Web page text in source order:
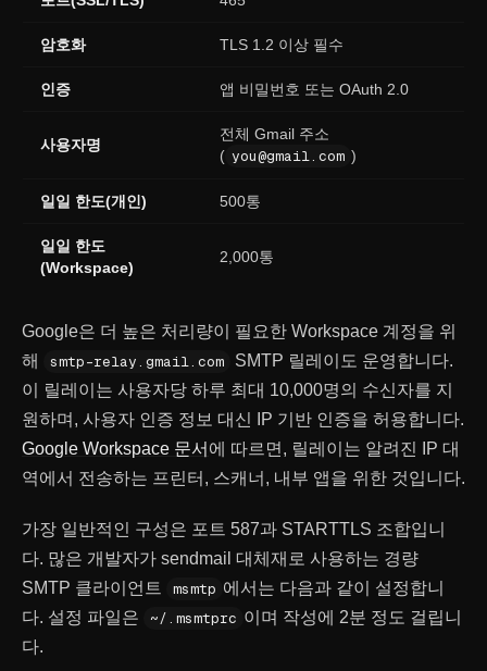
암호화 TLS 1.2 이상 필수
인증 앱 비밀번호 또는 OAuth 2.0
사용자명
전체 Gmail 주소
( you@gmail.com )
일일 한도(개인) 500통
일일 한도
(Workspace)
2,000통
Google은 더 높은 처리량이 필요한 Workspace 계정을 위
해
smtp-relay.gmail.com
SMTP 릴레이도 운영합니다.
이 릴레이는 사용자당 하루 최대 10,000명의 수신자를 지
원하며, 사용자 인증 정보 대신 IP 기반 인증을 허용합니다.
Google Workspace 문서 에 따르면, 릴레이는 알려진 IP 대
역에서 전송하는 프린터, 스캐너, 내부 앱을 위한 것입니다.
가장 일반적인 구성은 포트 587과 STARTTLS 조합입니
다. 많은 개발자가 sendmail 대체재로 사용하는 경량
SMTP 클라이언트
msmtp 에서는 다음과 같이 설정합니
다. 설정 파일은
~/.msmtprc 이며 작성에 2분 정도 걸립니
다.